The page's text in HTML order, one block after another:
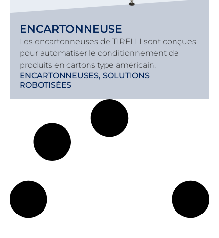
ENCARTONNEUSE
Les encartonneuses de TIRELLI sont conçues
pour automatiser le conditionnement de
produits en cartons type américain.
ENCARTONNEUSES, SOLUTIONS
ROBOTISÉES